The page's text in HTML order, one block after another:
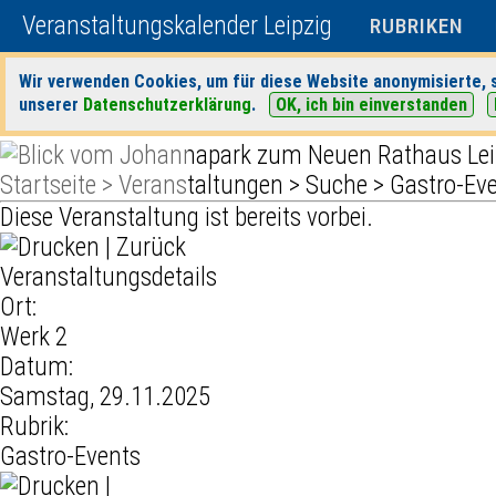
Veranstaltungskalender Leipzig RUBRIKEN
Wir verwenden Cookies, um für diese Website
unserer Datenschutzerklärung. OK, ich bin einverstanden
Startseite > Veranstaltungen > Suche > Gastro-
Diese Veranstaltung ist bereits vorbei.
Zurück
Veranstaltungsdetails
Ort:
Werk 2
Datum:
Samstag, 29.11.2025
Rubrik:
Gastro-Events